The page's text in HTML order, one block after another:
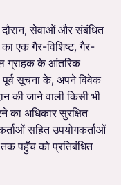
सेवाओं और संबंधित
एक गैर-विशिष्ट, गैर-
ग्राहक के आंतरिक
पूर्व सूचना के, अपने विवेक
की जाने वाली किसी भी
का अधिकार सुरक्षित
सहित उपयोगकर्ताओं
पहुँच को प्रतिबंधित